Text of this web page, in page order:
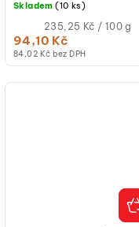
84,02 Kč bez DPH
94,10 Kč
Měrná
cena:
(jednotková
235,25 Kč / 100 g
Skladem (10 ks)
certifikace, jemné cukrové
sypání na...